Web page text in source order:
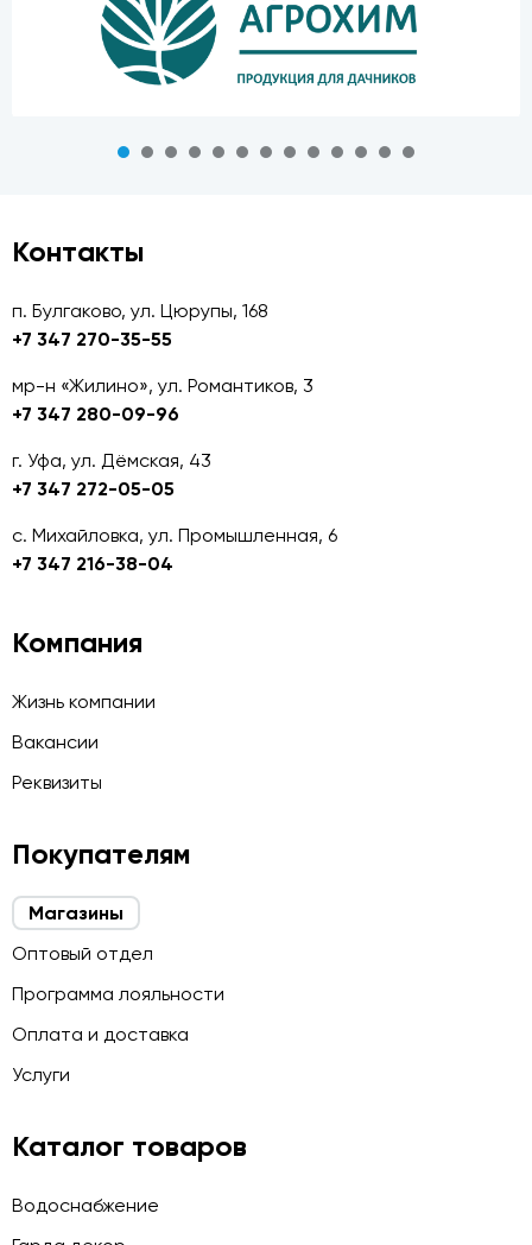
Контакты
п. Булгаково, ул. Цюрупы, 168
+7 347 270-35-55
мр-н «Жилино», ул. Романтиков, 3
+7 347 280-09-96
г. Уфа, ул. Дёмская, 43
+7 347 272-05-05
с. Михайловка, ул. Промышленная, 6
+7 347 216-38-04
Компания
Жизнь компании
Вакансии
Реквизиты
Покупателям
Магазины
Оптовый отдел
Программа лояльности
Оплата и доставка
Услуги
Каталог товаров
Водоснабжение